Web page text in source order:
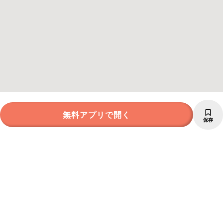
無料アプリで開く 保存